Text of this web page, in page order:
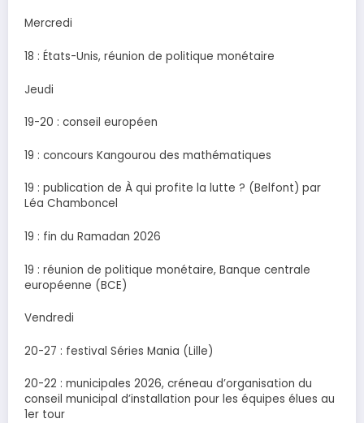
Mercredi
18 : États-Unis, réunion de politique monétaire
Jeudi
19-20 : conseil européen
19 : concours Kangourou des mathématiques
19 : publication de À qui profite la lutte ? (Belfont) par
Léa Chamboncel
19 : fin du Ramadan 2026
19 : réunion de politique monétaire, Banque centrale
européenne (BCE)
Vendredi
20-27 : festival Séries Mania (Lille)
20-22 : municipales 2026, créneau d’organisation du
conseil municipal d’installation pour les équipes élues au
1er tour